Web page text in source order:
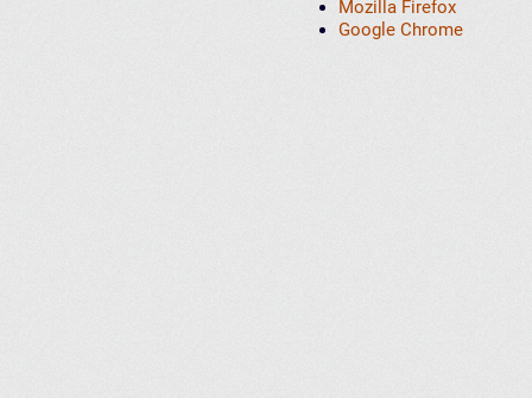
Mozilla Firefox
Google Chrome